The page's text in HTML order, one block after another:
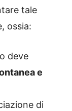
tale
ossia:
deve
e
di